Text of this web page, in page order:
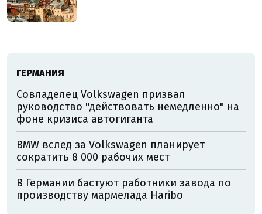
ГЕРМАНИЯ
Совладелец Volkswagen призвал
руководство "действовать немедленно" на
фоне кризиса автогиганта
BMW вслед за Volkswagen планирует
сократить 8 000 рабочих мест
В Германии бастуют работники завода по
производству мармелада Haribo